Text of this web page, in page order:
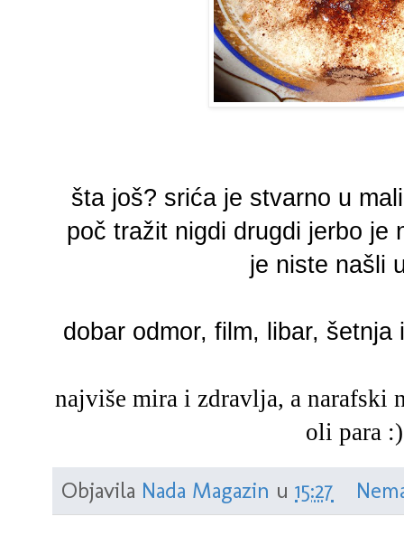
šta još? srića je stvarno u
poč tražit nigdi drugdi jerbo je
je niste našli
dobar odmor, film, libar,
najviše mira i zdravlja, a narafski
oli para :)
Objavila Nada Magazin u 15:27